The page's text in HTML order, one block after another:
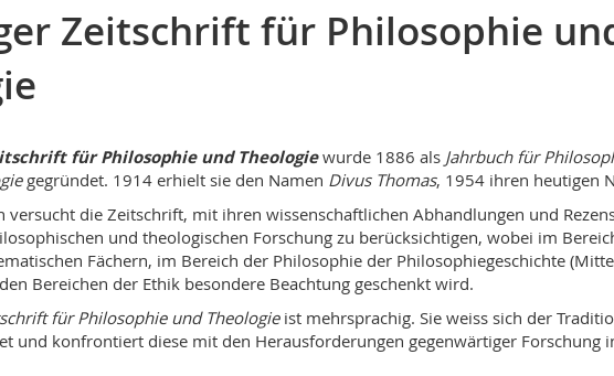
Zeitschrift für Philosophie
für Philosophie und Theologiewurde 1886 als Jahrbuch für
gegründet. 1914 erhielt sie den Namen Divus Thomas, 1954 ihren heutigen
versucht die Zeitschrift, mit ihren wissenschaftlichen Abhandlungen und
und theologischen Forschung zu berücksichtigen, wobei im
Fächern, im Bereich der Philosophie der Philosophiegeschichte
Bereichen der Ethik besondere Beachtung geschenkt wird.
für Philosophie und Theologieist mehrsprachig. Sie weiss sich der
und konfrontiert diese mit den Herausforderungen gegenwärtiger Forschung